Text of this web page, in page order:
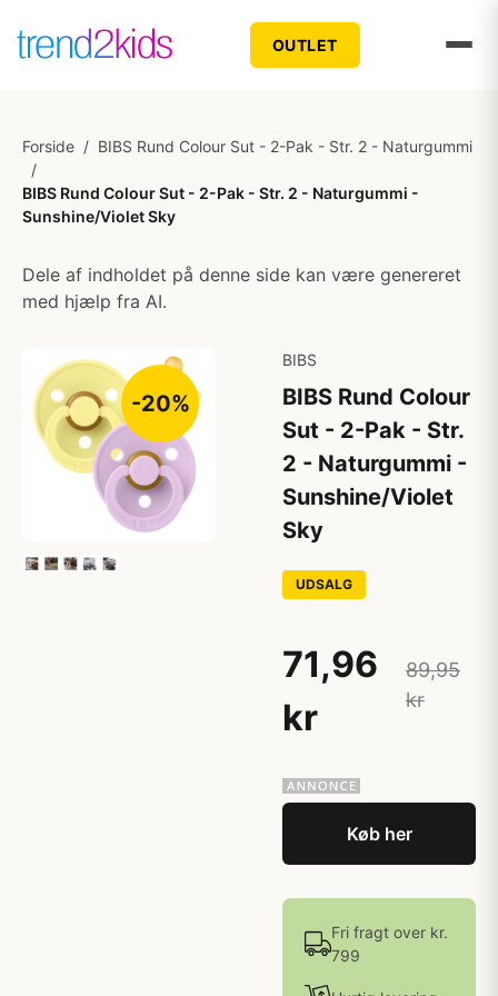
OUTLET
Forside / BIBS Rund Colour Sut - 2-Pak - Str. 2 - Naturgummi
/
BIBS Rund Colour Sut - 2-Pak - Str. 2 - Naturgummi -
Sunshine/Violet Sky
Dele af indholdet på denne side kan være genereret
med hjælp fra AI.
-20%
BIBS
BIBS Rund Colour
Sut - 2-Pak - Str.
2 - Naturgummi -
Sunshine/Violet
Sky
UDSALG
71,96
kr
89,95
kr
Køb her
Fri fragt over kr.
799